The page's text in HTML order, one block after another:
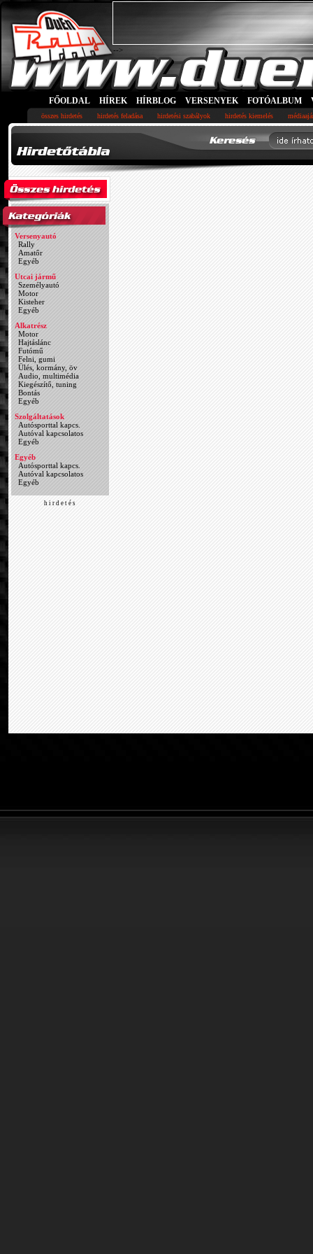
-->
FŐOLDAL HÍREK HÍRBLOG VERSENYEK FOTÓALBUM
összes hirdetés hirdetés feladása hirdetési szabályok hirdetés kiemelés
Versenyautó
Rally
Amatőr
Egyéb
Utcai jármű
Személyautó
Motor
Kisteher
Egyéb
Alkatrész
Motor
Hajtáslánc
Futómű
Felni, gumi
Ülés, kormány, öv
Audio, multimédia
Kiegészítő, tuning
Bontás
Egyéb
Szolgáltatások
Autósporttal kapcs.
Autóval kapcsolatos
Egyéb
Egyéb
Autósporttal kapcs.
Autóval kapcsolatos
Egyéb
h i r d e t é s